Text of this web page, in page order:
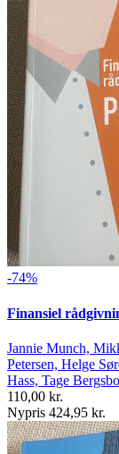
-74%
Finansiel
Jannie Munch,
Petersen, Helge
Hass, Tage
110,00 kr.
Nypris 424,95 kr.